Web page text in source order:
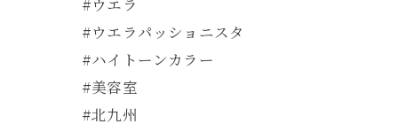
#ウエラ
#ウエラパッショニスタ
#ハイトーンカラー
#美容室
#北九州